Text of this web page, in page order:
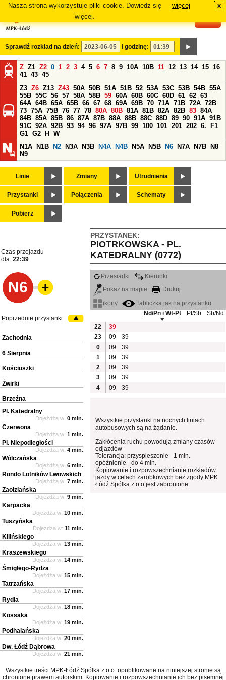
Nasza strona wykorzystuje pliki cookie. Dowiedz się
więcej.
więcej x
Sprawdź rozkład na dzień: i godzinę:
Z Z1 Z2 0 1 2 3 4 5 6 7 8 9 10A 10B 11 12 13 14 15 16
41 43 45
Z3 Z6 Z13 Z43 50A 50B 51A 51B 52 53A 53C 53B 54B 55A
55B 55C 56 57 58A 58B 59 60A 60B 60C 60D 61 62 63
64A 64B 65A 65B 66 67 68 69A 69B 70 71A 71B 72A 72B
73 75A 75B 76 77 78 80A 80B 81A 81B 82A 82B 83 84A
84B 85A 85B 86 87A 87B 88A 88B 88C 88D 89 90 91A 91B
91C 92A 92B 93 94 96 97A 97B 99 100 101 201 202 6.
F1
G1 G2 H
W
N1A
N1B N2 N3A N3B N4A N4B N5A N5B N6 N7A N7B
N8
N9
Linie Zmiany Utrudnienia
Przystanki Połączenia Schematy
Pobierz
PRZYSTANEK:
PIOTRKOWSKA - PL.
KATEDRALNY (0772)
Czas przejazdu
dla: 22:39
N6
Przesiadki
Kierunki
Pokaż na mapie
Drukuj
ikony
Tabliczka jak na przystanku
Nd/Pn i Wt-Pt
Pt/Sb
Sb/Nd
22
39
23
09
39
0
09
39
1
09
39
2
09
39
3
09
39
4
09 39
Wszystkie przystanki na nocnych liniach
autobusowych są na żądanie.
Zakłócenia ruchu powodują zmiany czasów
odjazdów
Tolerancja: przyspieszenie - 1 min.
opóźnienie - do 4 min.
Kopiowanie i rozpowszechnianie rozkładów
jazdy w celach zarobkowych bez zgody MPK
Łódź Spółka z o.o jest zabronione.
Poprzednie przystanki
Zachodnia
6 Sierpnia
Kościuszki
Żwirki
Brzeźna
Pl. Katedralny
Dojeżdża w: 0 min.
Czerwona
Dojeżdża w: 1 min.
Pl. Niepodległości
Dojeżdża w: 4 min.
Wólczańska
Dojeżdża w: 6 min.
Rondo Lotników Lwowskich
Dojeżdża w: 7 min.
Zaolziańska
Dojeżdża w: 9 min.
Karpacka
Dojeżdża w: 10 min.
Tuszyńska
Dojeżdża w: 11 min.
Kilińskiego
Dojeżdża w: 13 min.
Kraszewskiego
Dojeżdża w: 14 min.
Śmigłego-Rydza
Dojeżdża w: 15 min.
Tatrzańska
Dojeżdża w: 17 min.
Rydla
Dojeżdża w: 18 min.
Kossaka
Dojeżdża w: 19 min.
Podhalańska
Dojeżdża w: 20 min.
Dw. Łódź Dąbrowa
Dojeżdża w: 21 min.
Wszystkie treści MPK-Łódź Spółka z o.o. opublikowane na niniejszej stronie są
chronione prawem autorskim. Kopiowanie i rozpowszechnianie ich bez pisemnej